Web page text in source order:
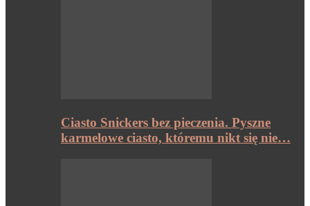
Ciasto Snickers bez pieczenia. Pyszne
karmelowe ciasto, któremu nikt się nie…